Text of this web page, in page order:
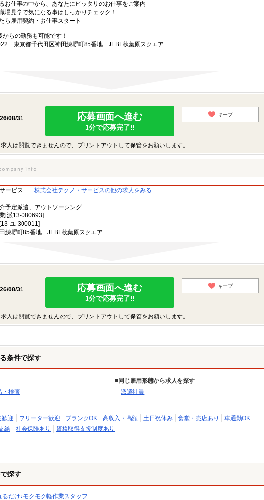
お仕事の中から、あなたにピッタリのお仕事をご案内
場見学で気になる事はしっかりチェック！
ら雇用契約・お仕事スタート
らの勤務も可能です！
東京都千代田区神田練塀町85番地 JEBL秋葉原スクエア
08/31
応募画面へ進む
1分で応募完了!!
キープ
人は閲覧できませんので、プリントアウトして保管をお願いします。
ービス
株式会社テクノ・サービスの他の求人をみる
予定派遣、アウトソーシング
[派13-080693]
ユ-300011]
練塀町85番地 JEBL秋葉原スクエア
08/31
応募画面へ進む
1分で応募完了!!
キープ
人は閲覧できませんので、プリントアウトして保管をお願いします。
条件で探す
・検査
同じ雇用形態から求人を探す
派遣社員
歓迎 フリーター歓迎 ブランクOK 高収入・高額 土日祝休み 食堂・売店あり
車通勤OK
給 社会保険あり 資格取得支援制度あり
探す
るだけ♪モクモク軽作業スタッフ